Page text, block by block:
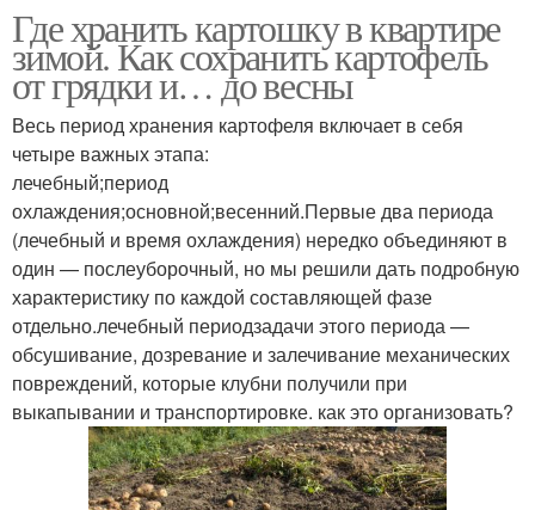
Где хранить картошку в квартире
зимой. Как сохранить картофель
от грядки и… до весны
Весь период хранения картофеля включает в себя
четыре важных этапа:
лечебный;период
охлаждения;основной;весенний.Первые два периода
(лечебный и время охлаждения) нередко объединяют в
один — послеуборочный, но мы решили дать подробную
характеристику по каждой составляющей фазе
отдельно.лечебный периодзадачи этого периода —
обсушивание, дозревание и залечивание механических
повреждений, которые клубни получили при
выкапывании и транспортировке. как это организовать?